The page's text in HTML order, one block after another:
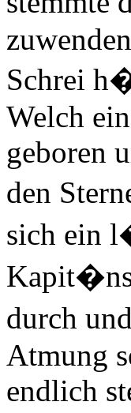
Schrei
Welch
geboren
den
sich ein
durch
Atmung
endlich